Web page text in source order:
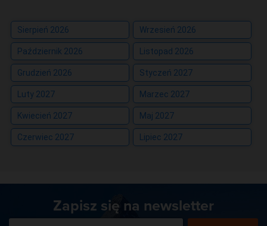
Sierpień 2026 Wrzesień 2026
Październik 2026 Listopad 2026
Grudzień 2026 Styczeń 2027
Luty 2027 Marzec 2027
Kwiecień 2027 Maj 2027
Czerwiec 2027 Lipiec 2027
Zapisz się na newsletter